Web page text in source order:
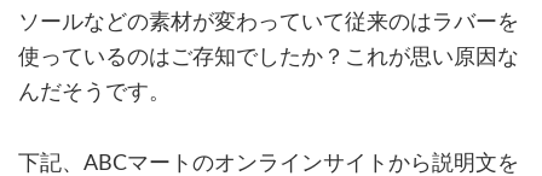
ソールなどの素材が変わっていて従来のはラバーを
使っているのはご存知でしたか？これが思い原因な
んだそうです。
下記、ABCマートのオンラインサイトから説明文を